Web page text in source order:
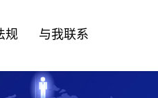
规 与我联系